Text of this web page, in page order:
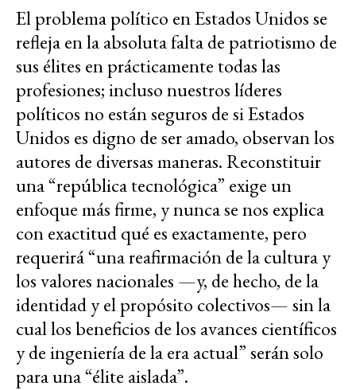
El problema político en Estados Unidos se
refleja en la absoluta falta de patriotismo de
sus élites en prácticamente todas las
profesiones; incluso nuestros líderes
políticos no están seguros de si Estados
Unidos es digno de ser amado, observan los
autores de diversas maneras. Reconstituir
una “república tecnológica” exige un
enfoque más firme, y nunca se nos explica
con exactitud qué es exactamente, pero
requerirá “una reafirmación de la cultura y
los valores nacionales —y, de hecho, de la
identidad y el propósito colectivos— sin la
cual los beneficios de los avances científicos
y de ingeniería de la era actual” serán solo
para una “élite aislada”.